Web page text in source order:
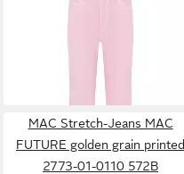
MAC Stretch-Jeans MAC
FUTURE golden grain printed
2773-01-0110 572B